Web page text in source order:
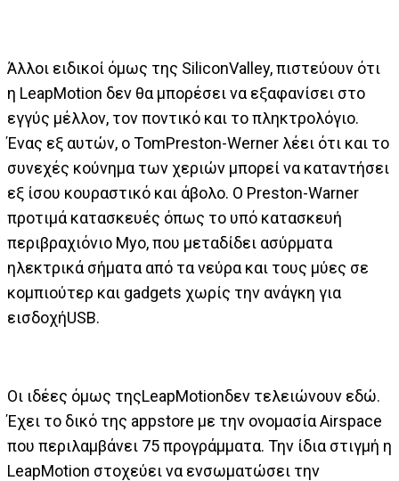
Άλλοι ειδικοί όμως της SiliconValley, πιστεύουν ότι
η LeapMotion δεν θα μπορέσει να εξαφανίσει στο
εγγύς μέλλον, τον ποντικό και το πληκτρολόγιο.
Ένας εξ αυτών, ο TomPreston-Werner λέει ότι και το
συνεχές κούνημα των χεριών μπορεί να καταντήσει
εξ ίσου κουραστικό και άβολο. Ο Preston-Warner
προτιμά κατασκευές όπως το υπό κατασκευή
περιβραχιόνιο Myo, που μεταδίδει ασύρματα
ηλεκτρικά σήματα από τα νεύρα και τους μύες σε
κομπιούτερ και gadgets χωρίς την ανάγκη για
εισδοχήUSB.
Οι ιδέες όμως τηςLeapMotionδεν τελειώνουν εδώ.
Έχει το δικό της appstore με την ονομασία Airspace
που περιλαμβάνει 75 προγράμματα. Την ίδια στιγμή η
LeapMotion στοχεύει να ενσωματώσει την